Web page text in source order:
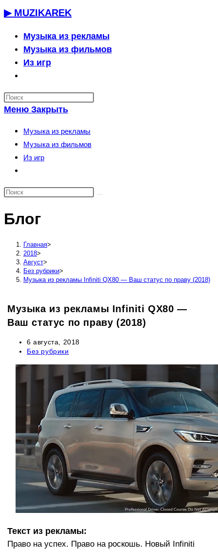
Перейти
содержимому
▶ MUZIKAREK
Музыка из рекламы
Музыка из фильмов
Из игр
по
веб-
сайту
Меню Закрыть
Музыка из рекламы
Музыка из фильмов
Из игр
по
сайту
Блог
Главная>
2018>
Август>
Без рубрики>
Музыка из рекламы Infiniti QX80 — Ваш статус по праву (2018)
Музыка из рекламы Infiniti QX80 —
Ваш статус по праву (2018)
Запись
опубликована:
6 августа, 2018
Рубрика
Без рубрики
Текст из рекламы:
Право на успех. Право на роскошь. Новый Infiniti